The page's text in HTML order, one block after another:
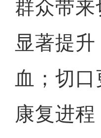
群众带
显著提
血；切
康复进